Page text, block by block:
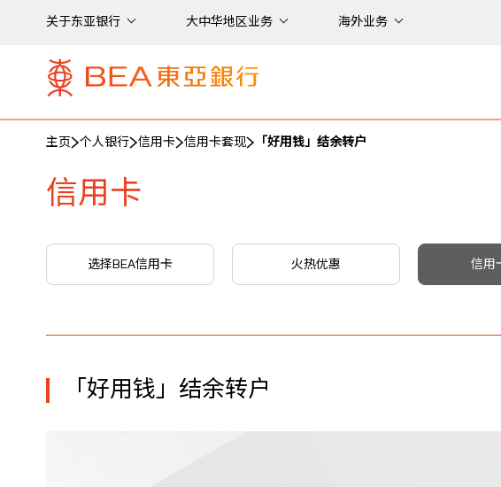
关于东亚银行 大中华地区业务 海外业务
主页 个人银行 信用卡 信用卡套现 「好用钱」结余转户
信用卡
选择BEA信用卡 火热优惠 信用
「好用钱」结余转户